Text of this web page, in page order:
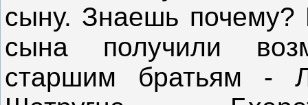
сыну. Знаешь
сына получили
старшим братьям -